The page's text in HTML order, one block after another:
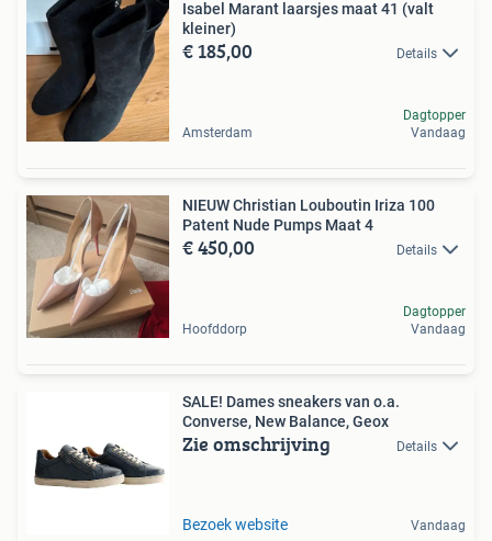
Isabel Marant laarsjes maat 41 (valt
kleiner)
€ 185,00 Details
Amsterdam
Dagtopper
Vandaag
NIEUW Christian Louboutin Iriza 100
Patent Nude Pumps Maat 4
€ 450,00 Details
Hoofddorp
Dagtopper
Vandaag
SALE! Dames sneakers van o.a.
Converse, New Balance, Geox
Zie omschrijving Details
Bezoek website Vandaag